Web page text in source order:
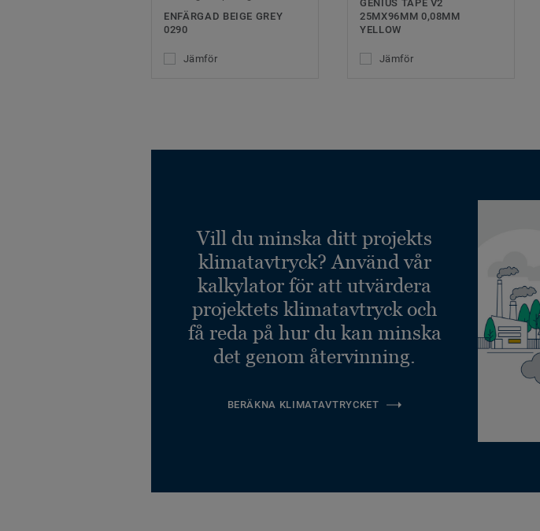
ENFÄRGAD BEIGE GREY
0290
Jämför
GENIUS TAPE V2
25MX96MM 0,08MM
YELLOW
Jämför
Vill du minska ditt projekts
klimatavtryck? Använd vår
kalkylator för att utvärdera
projektets klimatavtryck och
få reda på hur du kan minska
det genom återvinning.
BERÄKNA KLIMATAVTRYCKET